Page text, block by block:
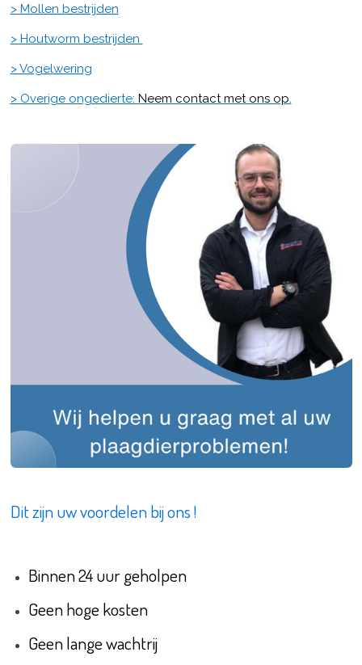
> Mollen bestrijden
> Houtworm bestrijden
> Vogelwering
> Overige ongedierte: Neem contact met ons op.
Dit zijn uw voordelen bij ons !
Binnen 24 uur geholpen
Geen hoge kosten
Geen lange wachtrij